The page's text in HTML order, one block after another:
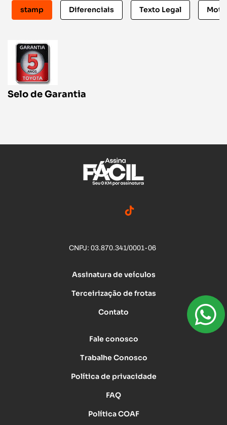
stamp Diferenciais Texto Legal
Selo de Garantia
CNPJ: 03.870.341/0001-06
Assinatura de veículos
Terceirização de frotas
Contato
Fale conosco
Trabalhe Conosco
Política de privacidade
FAQ
Política COAF